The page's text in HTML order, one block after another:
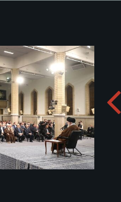
et des
Télécharger l'album: